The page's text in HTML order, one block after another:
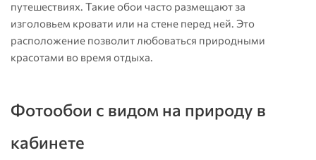
путешествиях. Такие обои часто размещают за
изголовьем кровати или на стене перед ней. Это
расположение позволит любоваться природными
красотами во время отдыха.
Фотообои с видом на природу в
кабинете